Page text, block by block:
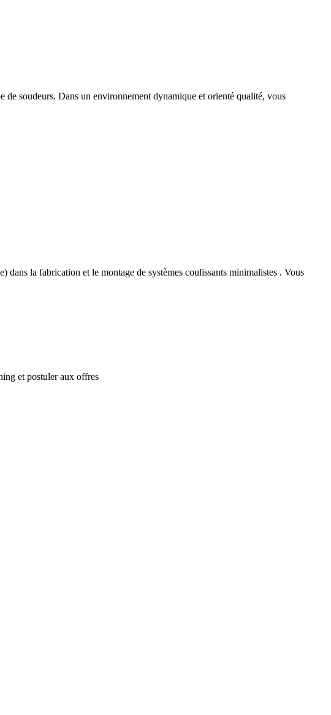
soudeurs. Dans un environnement dynamique et orienté qualité, vous
la fabrication et le montage de systèmes coulissants minimalistes . Vous
et postuler aux offres